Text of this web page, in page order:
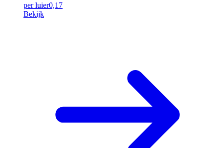
per luier0,17
Bekijk